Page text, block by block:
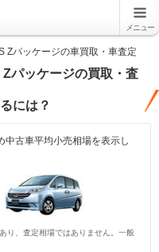
メニュー
Zパッケージの車買取・車査定
パッケージの買取・査
には？
中古車平均小売相場を表示し
り、査定相場ではありません。一般